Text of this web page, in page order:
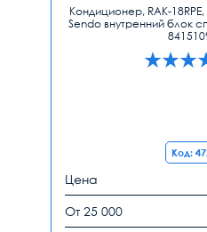
Кондиционер, RAK-18RPE,
Sendo внутренний блок
Код:
Цена
От 25 000